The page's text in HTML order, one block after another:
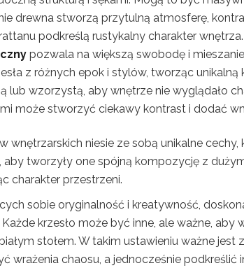
drewna stworzą przytulną atmosferę,
podkreślą rustykalny charakter wnętrza.
pozwala na większą swobodę i
z różnych epok i stylów, tworząc
lub wzorzystą, aby wnętrze nie wyglądało
może stworzyć ciekawy kontrast i dodać
wnętrzarskich niesie ze sobą unikalne
aby tworzyły one spójną kompozycję z
charakter przestrzeni.
sobie oryginalność i kreatywność,
krzesło może być inne, ale ważne,
stołem. W takim ustawieniu ważne jest
wrażenia chaosu, a jednocześnie podkreślić